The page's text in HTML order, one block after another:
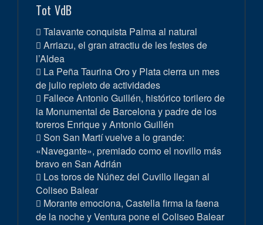
Tot VdB
Talavante conquista Palma al natural
Arriazu, el gran atractiu de les festes de
l’Aldea
La Peña Taurina Oro y Plata cierra un mes
de julio repleto de actividades
Fallece Antonio Guillén, histórico torilero de
la Monumental de Barcelona y padre de los
toreros Enrique y Antonio Guillén
Son San Martí vuelve a lo grande:
«Navegante», premiado como el novillo más
bravo en San Adrián
Los toros de Núñez del Cuvillo llegan al
Coliseo Balear
Morante emociona, Castella firma la faena
de la noche y Ventura pone el Coliseo Balear